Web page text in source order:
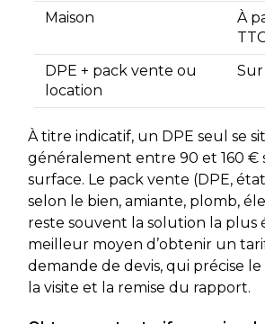
Maison
À
DPE + pack vente ou
location
Sur
À titre indicatif, un DPE seul se
généralement entre 90 et 160 €
surface. Le pack vente (DPE,
selon le bien, amiante, plomb,
reste souvent la solution la plus
meilleur moyen d’obtenir un
demande de devis, qui précise
la visite et la remise du rapport.